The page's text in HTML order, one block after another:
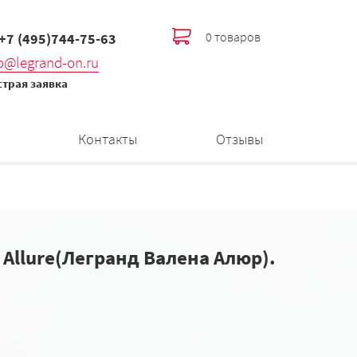
(495)744-75-63
on.ru
заявка
0 товаров
Контакты Отзывы
Валена Алюр).